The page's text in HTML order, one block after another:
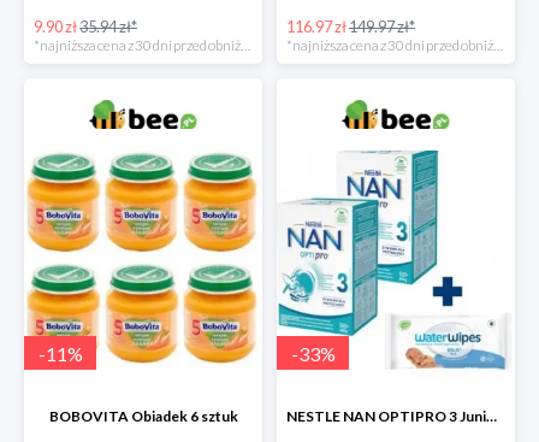
9.90 zł35.94 zł*
*najniższa cena z 30 dni przed obniżką
116.97 zł149.97 zł*
*najniższa cena z 30 dni przed obniżką
-11%
BOBOVITA Obiadek 6 sztuk
-33%
NESTLE NAN OPTIPRO 3 Junior + Waterwipes Chusteczki nawilżane gratis